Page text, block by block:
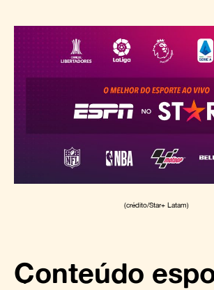
(crédito/Star+ Latam)
Conteúdo